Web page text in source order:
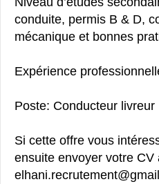
conduite, permis B & D,
mécanique et bonnes
Expérience
Poste: Conducteur livreur
Si cette offre vous
ensuite envoyer votre CV